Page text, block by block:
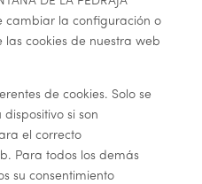
cambiar la configuración o
las cookies de nuestra web
de cookies. Solo se
si son
el correcto
Para todos los demás
su consentimiento